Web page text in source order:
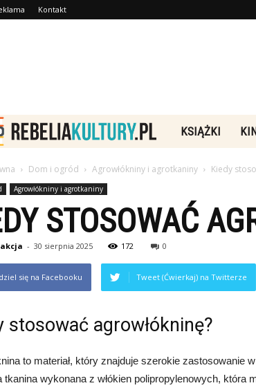
Kontakt
Rebeliakultury.pl
KSIĄŻKI
Dom i ogród Agrowłókniny i agrotkaniny Kiedy
Agrowłókniny i agrotkaniny
STOSOWAĆ
- 30 sierpnia 2025 172 0
się na Facebooku Tweet (Ćwierkaj) na Twitterze
stosować agrowłókninę?
to materiał, który znajduje szerokie zastosowanie
tkanina wykonana z włókien polipropylenowych, która